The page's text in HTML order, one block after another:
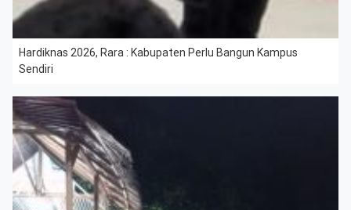
Hardiknas 2026, Rara : Kabupaten Perlu Bangun Kampus
Sendiri